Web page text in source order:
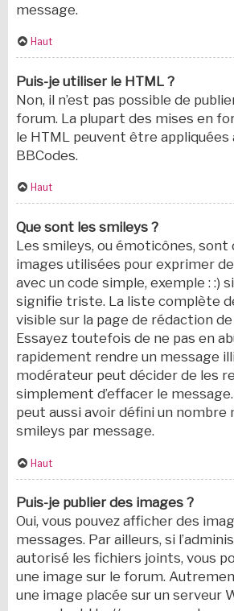
message.
Haut
Puis-je utiliser le HTML ?
Non, il n’est pas possible de
forum. La plupart des mises en
le HTML peuvent être appliquées
BBCodes.
Haut
Que sont les smileys ?
Les smileys, ou émoticônes,
images utilisées pour exprimer
avec un code simple, exemple : :)
signifie triste. La liste complète
visible sur la page de rédaction
Essayez toutefois de ne pas en
rapidement rendre un message
modérateur peut décider de les
simplement d’effacer le
peut aussi avoir défini un nombre
smileys par message.
Haut
Puis-je publier des images ?
Oui, vous pouvez afficher des
messages. Par ailleurs, si
autorisé les fichiers joints, vous
une image sur le forum.
une image placée sur un serveur